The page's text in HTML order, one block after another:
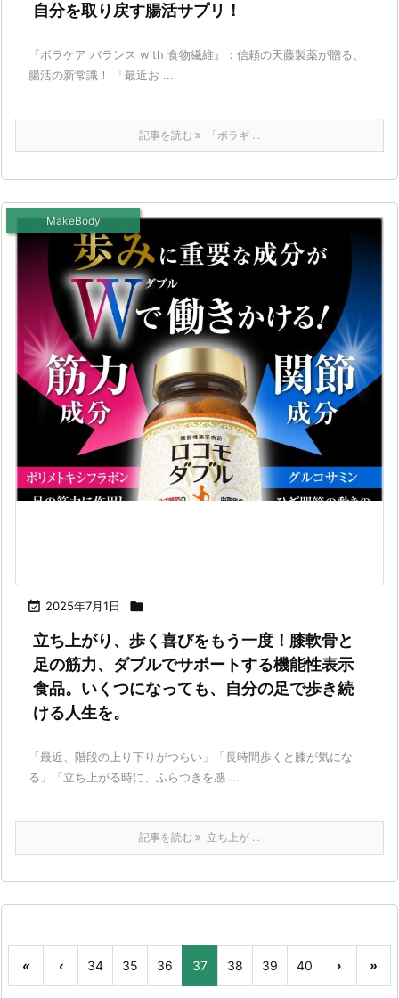
自分を取り戻す腸活サプリ！
『ボラケア バランス with 食物繊維』：信頼の天藤製薬が贈る、
腸活の新常識！ 「最近お ...
記事を読む 「ボラギ ...
 2025年7月1日 
MakeBody
立ち上がり、歩く喜びをもう一度！膝軟骨と
足の筋力、ダブルでサポートする機能性表示
食品。いくつになっても、自分の足で歩き続
ける人生を。
「最近、階段の上り下りがつらい」「長時間歩くと膝が気にな
る」「立ち上がる時に、ふらつきを感 ...
記事を読む 立ち上が ...
« ‹ 34 35 36 37 38 39 40 › »